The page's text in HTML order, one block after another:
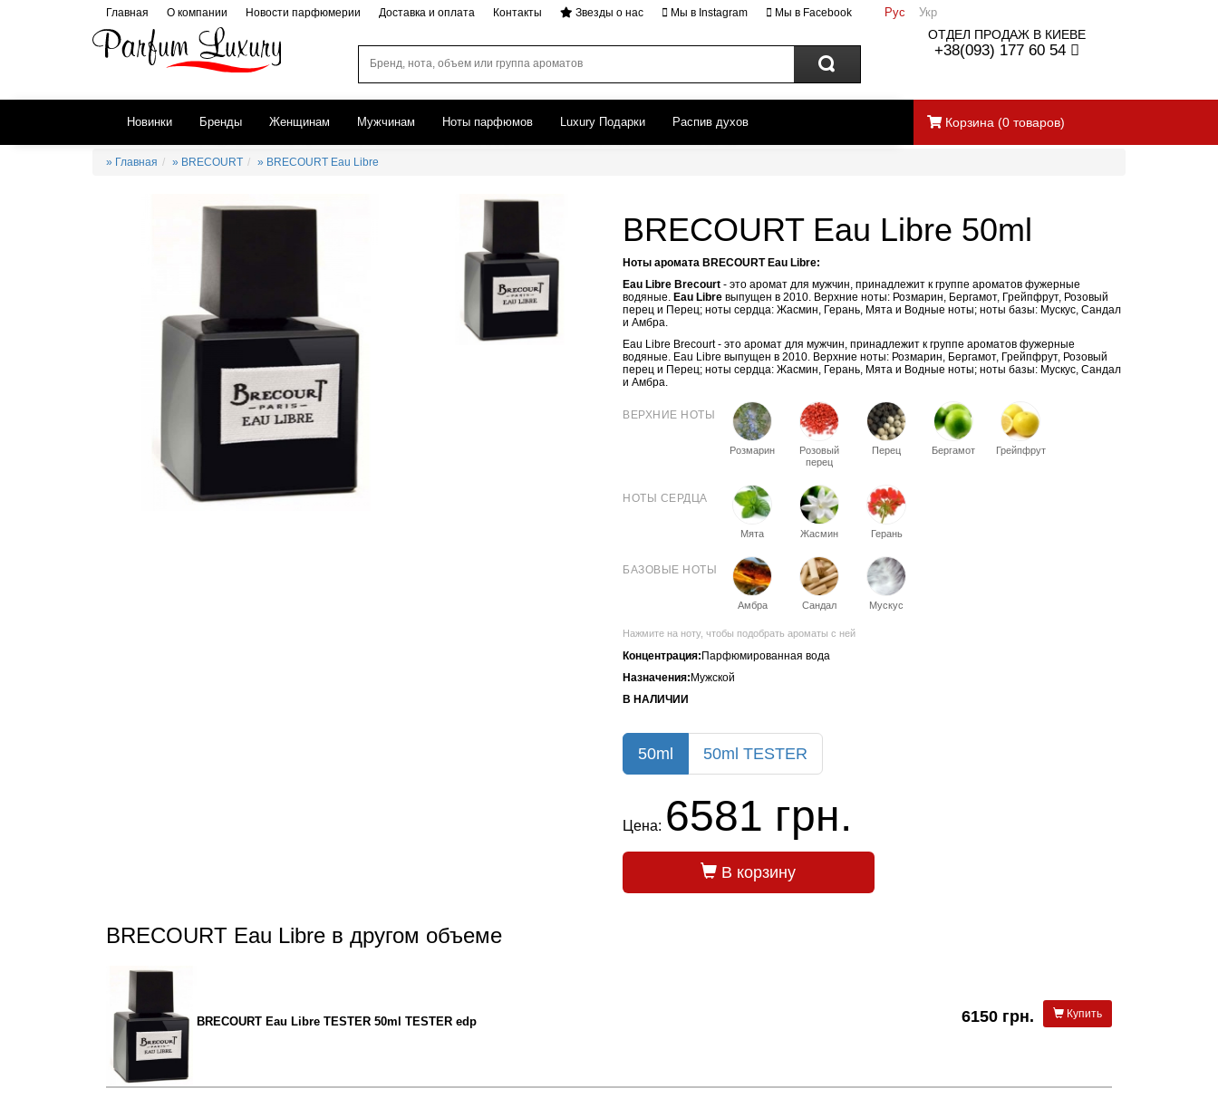
Главная О компании Новости парфюмерии Доставка и оплата Контакты Звезды о нас Мы в Instagram Мы в Facebook Рус Укр
ОТДЕЛ ПРОДАЖ В КИЕВЕ
+38(093) 177 60 54
Новинки Бренды Женщинам Мужчинам Ноты парфюмов Luxury Подарки Распив духов Корзина (0 товаров)
» Главная » BRECOURT » BRECOURT Eau Libre
BRECOURT Eau Libre 50ml
Ноты аромата BRECOURT Eau Libre:
Eau Libre Brecourt - это аромат для мужчин, принадлежит к группе ароматов фужерные
водяные. Eau Libre выпущен в 2010. Верхние ноты: Розмарин, Бергамот, Грейпфрут, Розовый
перец и Перец; ноты сердца: Жасмин, Герань, Мята и Водные ноты; ноты базы: Мускус, Сандал
и Амбра.
Eau Libre Brecourt - это аромат для мужчин, принадлежит к группе ароматов фужерные
водяные. Eau Libre выпущен в 2010. Верхние ноты: Розмарин, Бергамот, Грейпфрут, Розовый
перец и Перец; ноты сердца: Жасмин, Герань, Мята и Водные ноты; ноты базы: Мускус, Сандал
и Амбра.
ВЕРХНИЕ НОТЫ
Розмарин
Розовый
перец
Перец Бергамот Грейпфрут
НОТЫ СЕРДЦА
Мята Жасмин Герань
БАЗОВЫЕ НОТЫ
Амбра Сандал Мускус
Нажмите на ноту, чтобы подобрать ароматы с ней
Концентрация: Парфюмированная вода
Назначения: Мужской
В НАЛИЧИИ
50ml 50ml TESTER
Цена: 6581 грн.
В корзину
BRECOURT Eau Libre в другом объеме
BRECOURT Eau Libre TESTER 50ml TESTER edp 6150 грн. Купить